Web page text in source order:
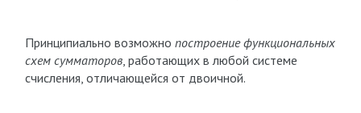
Принципиально возможно построение функциональных
схем сумматоров, работающих в любой системе
счисления, отличающейся от двоичной.